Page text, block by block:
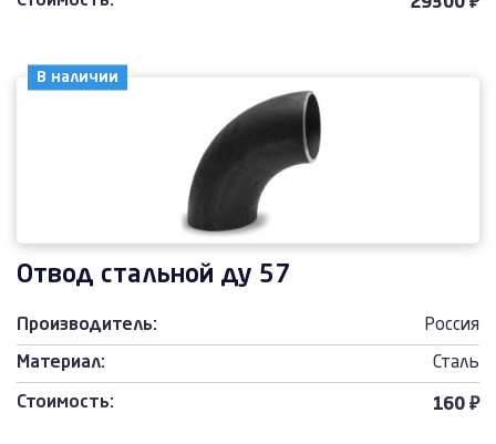
В наличии
Отвод стальной ду 57
Производитель: Россия
Материал: Сталь
Стоимость: 160 ₽